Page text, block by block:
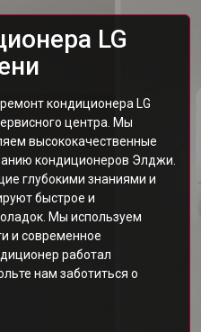
LG
кондиционера LG
центра. Мы
высококачественные
кондиционеров Элджи.
глубокими знаниями и
быстрое и
Мы используем
и современное
работал
нам заботиться о